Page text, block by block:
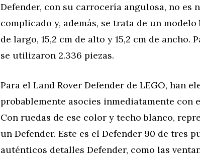
Defender, con su carrocería angulosa, no es
complicado y, además, se trata de un
de largo, 15,2 cm de alto y 15,2 cm de ancho.
se utilizaron 2.336 piezas.
Para el Land Rover Defender de LEGO, han
probablemente asocies inmediatamente con
Con ruedas de ese color y techo blanco,
un Defender. Este es el Defender 90 de tres
auténticos detalles Defender, como las